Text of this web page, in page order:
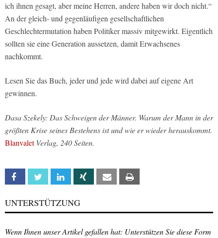
ich ihnen gesagt, aber meine Herren, andere haben wir doch nicht.“
An der gleich- und gegenläufigen gesellschaftlichen
Geschlechtermutation haben Politiker massiv mitgewirkt. Eigentlich
sollten sie eine Generation aussetzen, damit Erwachsenes
nachkommt.
Lesen Sie das Buch, jeder und jede wird dabei auf eigene Art
gewinnen.
Dasa Szekely: Das Schweigen der Männer. Warum der Mann in der
größten Krise seines Bestehens ist und wie er wieder herauskommt.
BlanvaletVerlag, 240 Seiten.
Facebook Twitter Linkedin Xing Email
UNTERSTÜTZUNG
Wenn Ihnen unser Artikel gefallen hat: Unterstützen Sie diese Form